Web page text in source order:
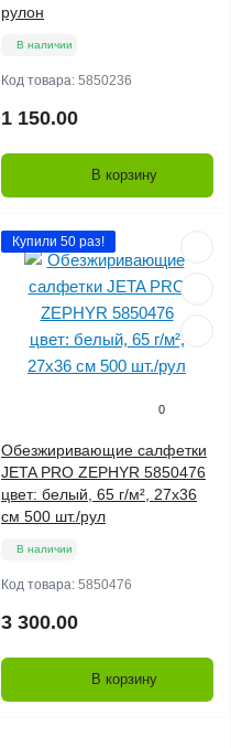
рулон
В наличии
Код товара: 5850236
1 150.00
В корзину
Купили 50 раз!
0
Обезжиривающие салфетки
JETA PRO ZEPHYR 5850476
цвет: белый, 65 г/м², 27x36
см 500 шт./рул
В наличии
Код товара: 5850476
3 300.00
В корзину